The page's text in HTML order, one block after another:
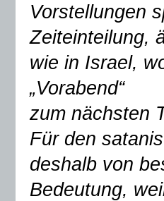
Vorstellungen
Zeiteinteilung,
wie in Israel,
„Vorabend“
zum nächsten
Für den
deshalb von
Bedeutung,